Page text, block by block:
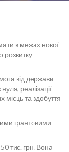
в межах нової
розвитку
від держави
реалізації
місць та здобуття
грантовими
тис. грн. Вона